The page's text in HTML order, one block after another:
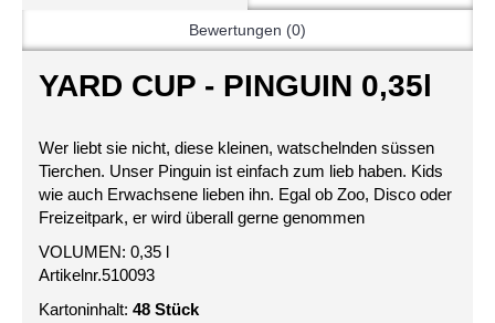
Bewertungen (0)
YARD CUP - PINGUIN 0,35l
Wer liebt sie nicht, diese kleinen, watschelnden süssen
Tierchen. Unser Pinguin ist einfach zum lieb haben. Kids
wie auch Erwachsene lieben ihn. Egal ob Zoo, Disco oder
Freizeitpark, er wird überall gerne genommen
VOLUMEN: 0,35 l
Artikelnr.510093
Kartoninhalt: 48 Stück